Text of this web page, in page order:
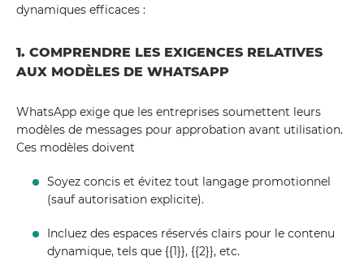
dynamiques efficaces :
1. COMPRENDRE LES EXIGENCES RELATIVES
AUX MODÈLES DE WHATSAPP
WhatsApp exige que les entreprises soumettent leurs
modèles de messages pour approbation avant utilisation.
Ces modèles doivent
Soyez concis et évitez tout langage promotionnel
(sauf autorisation explicite).
Incluez des espaces réservés clairs pour le contenu
dynamique, tels que {{1}}, {{2}}, etc.